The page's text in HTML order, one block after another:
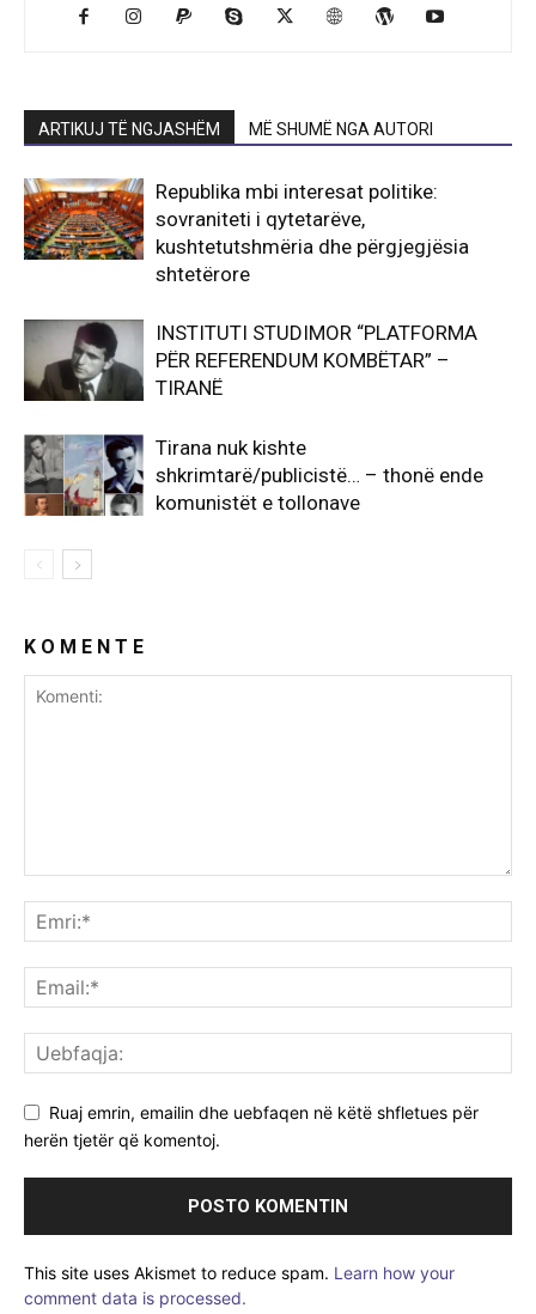
ARTIKUJ TË NGJASHËM MË SHUMË NGA AUTORI
Republika mbi interesat politike:
sovraniteti i qytetarëve,
kushtetutshmëria dhe përgjegjësia
shtetërore
INSTITUTI STUDIMOR “PLATFORMA
PËR REFERENDUM KOMBËTAR” –
TIRANË
Tirana nuk kishte
shkrimtarë/publicistë… – thonë ende
komunistët e tollonave
K O M E N T E
Ruaj emrin, emailin dhe uebfaqen në këtë shfletues për
herën tjetër që komentoj.
This site uses Akismet to reduce spam. Learn how your
comment data is processed.